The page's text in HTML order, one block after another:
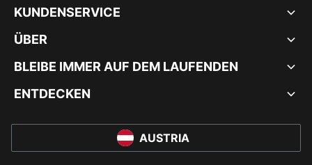
KUNDENSERVICE
ÜBER
BLEIBE IMMER AUF DEM LAUFENDEN
ENTDECKEN
AUSTRIA